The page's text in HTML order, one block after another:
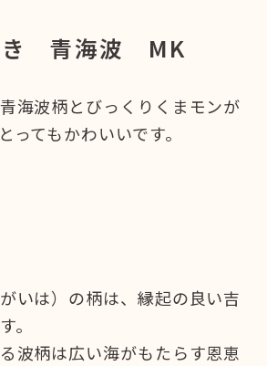
き 青海波 MK
海波柄とびっくりくまモンが
ってもかわいいです。
いは）の柄は、縁起の良い吉
。
波柄は広い海がもたらす恩恵